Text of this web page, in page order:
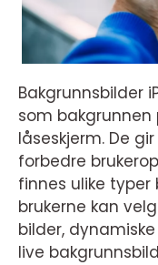
Bakgrunnsbilder
som
låseskjerm. De
forbedre
finnes ulike typer
brukerne kan
bilder,
live